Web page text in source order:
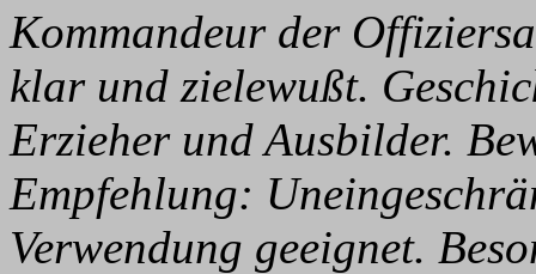
Kommandeur der
klar und zielewußt.
Erzieher und Ausbilder.
Empfehlung:
Verwendung geeignet.